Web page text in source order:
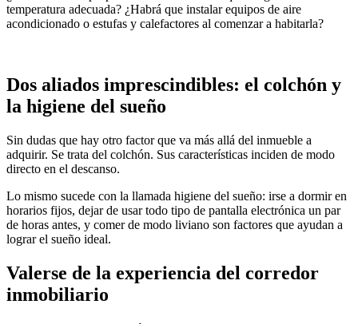
temperatura adecuada? ¿Habrá que instalar equipos de aire
acondicionado o estufas y calefactores al comenzar a habitarla?
Dos aliados imprescindibles: el colchón y
la higiene del sueño
Sin dudas que hay otro factor que va más allá del inmueble a
adquirir. Se trata del colchón. Sus características inciden de modo
directo en el descanso.
Lo mismo sucede con la llamada higiene del sueño: irse a dormir en
horarios fijos, dejar de usar todo tipo de pantalla electrónica un par
de horas antes, y comer de modo liviano son factores que ayudan a
lograr el sueño ideal.
Valerse de la experiencia del corredor
inmobiliario